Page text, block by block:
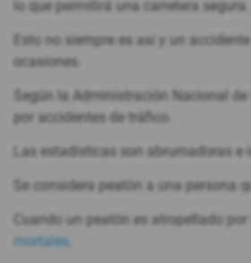
lo que permitirá una carretera segura.
Esto no siempre es así y un
ocasiones.
Según la Administración Nacional
por accidentes de tráfico.
Las estadísticas son abrumadoras e
Se considera peatón a una persona
Cuando un peatón es atropellado
mortales.